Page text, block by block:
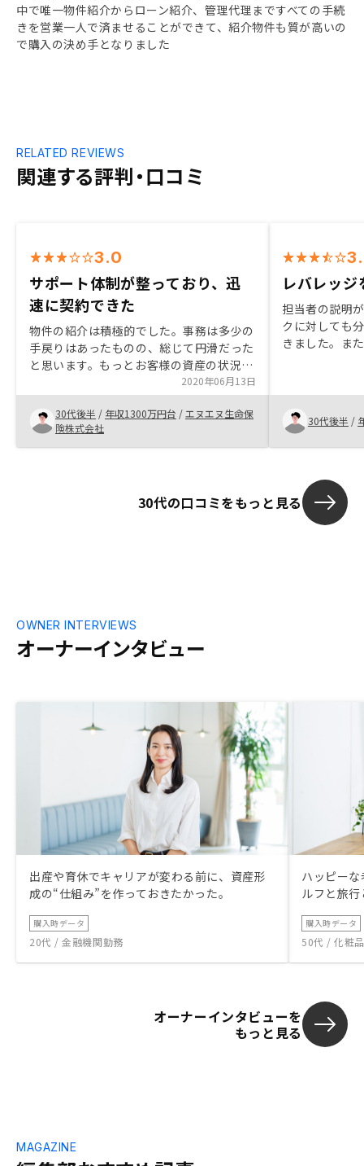
中で唯一物件紹介からローン紹介、管理代理まですべての手続
きを営業一人で済ませることができて、紹介物件も質が高いの
で購入の決め手となりました
関連する評判・口コミ
RELATED REVIEWS
3.0
サポート体制が整っており、迅
速に契約できた
物件の紹介は積極的でした。事務は多少の
手戻りはあったものの、総じて円滑だった
と思います。もっとお客様の資産の状況な
ど、顧客プロファイリングを強化しれば、
より良いサービスが提供出来るものと思い
ます。
2020年06月13日
30代後半 / 年収1300万円台 /エヌエヌ生命保
険株式会社
レバレッ
担当者の説明
クに対しても
きました。ま
資金について
オススメして
30代後半 /
30代の口コミをもっと見る
オーナーインタビュー
OWNER INTERVIEWS
出産や育休でキャリアが変わる前に、資産形
成の“仕組み”を作っておきたかった。
購入時データ
20代 / 金融機関勤務
ハッピー
ルフと旅
購入時データ
50代 / 化粧
オーナーインタビューを
もっと見る
MAGAZINE